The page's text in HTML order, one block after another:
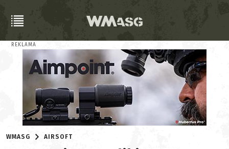
REKLAMA
WMASG AIRSOFT